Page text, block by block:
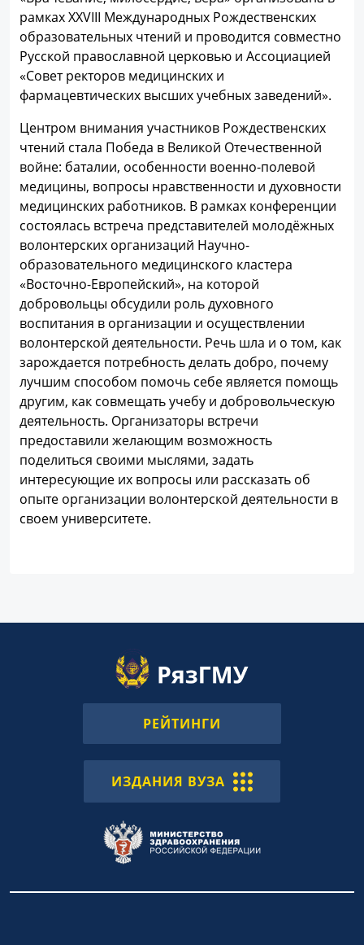
рамках XXVIII Международных Рождественских
образовательных чтений и проводится совместно
Русской православной церковью и Ассоциацией
«Совет ректоров медицинских и
фармацевтических высших учебных заведений».
Центром внимания участников Рождественских
чтений стала Победа в Великой Отечественной
войне: баталии, особенности военно-полевой
медицины, вопросы нравственности и духовности
медицинских работников. В рамках конференции
состоялась встреча представителей молодёжных
волонтерских организаций Научно-
образовательного медицинского кластера
«Восточно-Европейский», на которой
добровольцы обсудили роль духовного
воспитания в организации и осуществлении
волонтерской деятельности. Речь шла и о том, как
зарождается потребность делать добро, почему
лучшим способом помочь себе является помощь
другим, как совмещать учебу и добровольческую
деятельность. Организаторы встречи
предоставили желающим возможность
поделиться своими мыслями, задать
интересующие их вопросы или рассказать об
опыте организации волонтерской деятельности в
своем университете.
РЕЙТИНГИ
ИЗДАНИЯ ВУЗА